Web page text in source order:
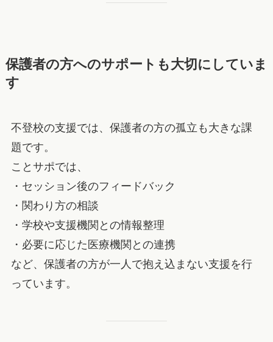
保護者の方へのサポートも大切にしていま
す
不登校の支援では、保護者の方の孤立も大きな課
題です。
ことサポでは、
・セッション後のフィードバック
・関わり方の相談
・学校や支援機関との情報整理
・必要に応じた医療機関との連携
など、保護者の方が一人で抱え込まない支援を行
っています。